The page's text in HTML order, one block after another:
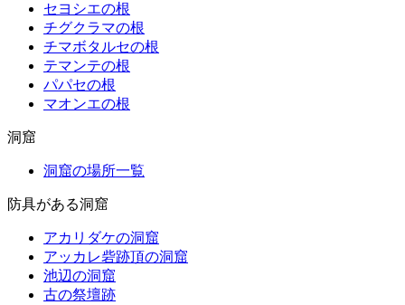
セヨシエの根
チグクラマの根
チマボタルセの根
テマンテの根
パパセの根
マオンエの根
洞窟
洞窟の場所一覧
防具がある洞窟
アカリダケの洞窟
アッカレ砦跡頂の洞窟
池辺の洞窟
古の祭壇跡